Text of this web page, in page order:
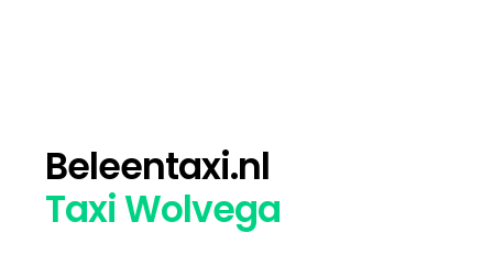
Beleentaxi.nl
Taxi Wolvega